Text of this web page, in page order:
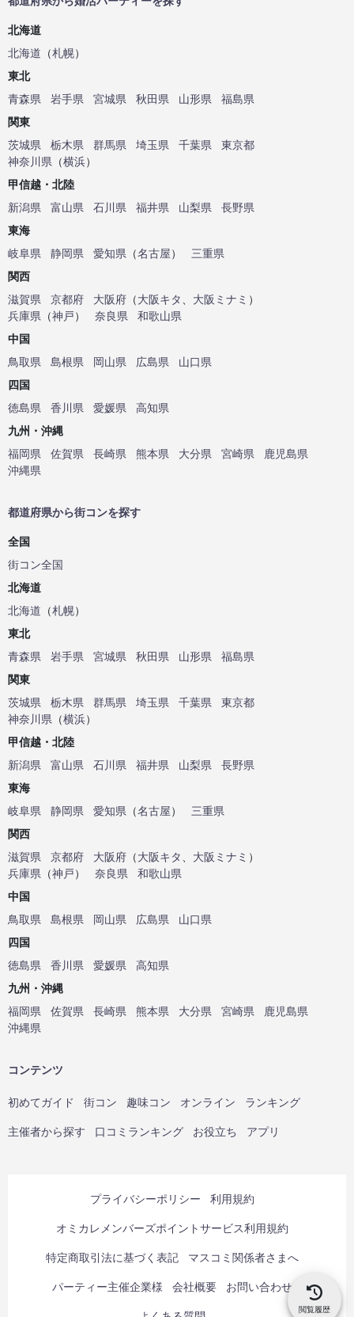
閲覧履歴
北海道
北海道 （札幌）
東北
青森県
岩手県 宮城県 秋田県 山形県
福島県
関東
茨城県
栃木県 群馬県 埼玉県 千葉県
東京都
神奈川県 （横浜）
甲信越・北陸
新潟県
富山県 石川県 福井県 山梨県
長野県
東海
岐阜県
静岡県 愛知県 （名古屋）
三重県
関西
滋賀県
京都府 大阪府 （大阪キタ 大阪ミナミ ）
兵庫県 （神戸） 奈良県
和歌山県
中国
鳥取県
島根県 岡山県 広島県
山口県
四国
徳島県
香川県 愛媛県
高知県
九州・沖縄
福岡県
佐賀県 長崎県 熊本県 大分県 宮崎県
鹿児島県
沖縄県
都道府県から街コンを探す
全国
街コン全国
北海道
北海道 （札幌）
東北
青森県
岩手県 宮城県 秋田県 山形県
福島県
関東
茨城県
栃木県 群馬県 埼玉県 千葉県
東京都
神奈川県 （横浜）
甲信越・北陸
新潟県
富山県 石川県 福井県 山梨県
長野県
東海
岐阜県
静岡県 愛知県 （名古屋）
三重県
関西
滋賀県
京都府 大阪府 （大阪キタ 大阪ミナミ ）
兵庫県 （神戸） 奈良県
和歌山県
中国
鳥取県
島根県 岡山県 広島県
山口県
四国
徳島県
香川県 愛媛県
高知県
九州・沖縄
福岡県
佐賀県 長崎県 熊本県 大分県 宮崎県
鹿児島県
沖縄県
コンテンツ
初めてガイド 街コン 趣味コン オンライン ランキング
主催者から探す 口コミランキング お役立ち アプリ
プライバシーポリシー 利用規約
オミカレメンバーズポイントサービス利用規約
特定商取引法に基づく表記 マスコミ関係者さまへ
パーティー主催企業様 会社概要 お問い合わせ